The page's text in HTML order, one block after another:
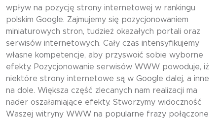
wpływ na pozycję strony internetowej w rankingu
polskim Google. Zajmujemy się pozycjonowaniem
miniaturowych stron, tudzież okazałych portali oraz
serwisów internetowych. Cały czas intensyfikujemy
własne kompetencje, aby przyswoić sobie wyborne
efekty. Pozycjonowanie serwisów WWW powoduje, iż
niektóre strony internetowe są w Google dalej, a inne
na dole. Większa część zlecanych nam realizacji ma
nader oszałamiające efekty. Stworzymy widoczność
Waszej witryny WWW na popularne frazy połączone